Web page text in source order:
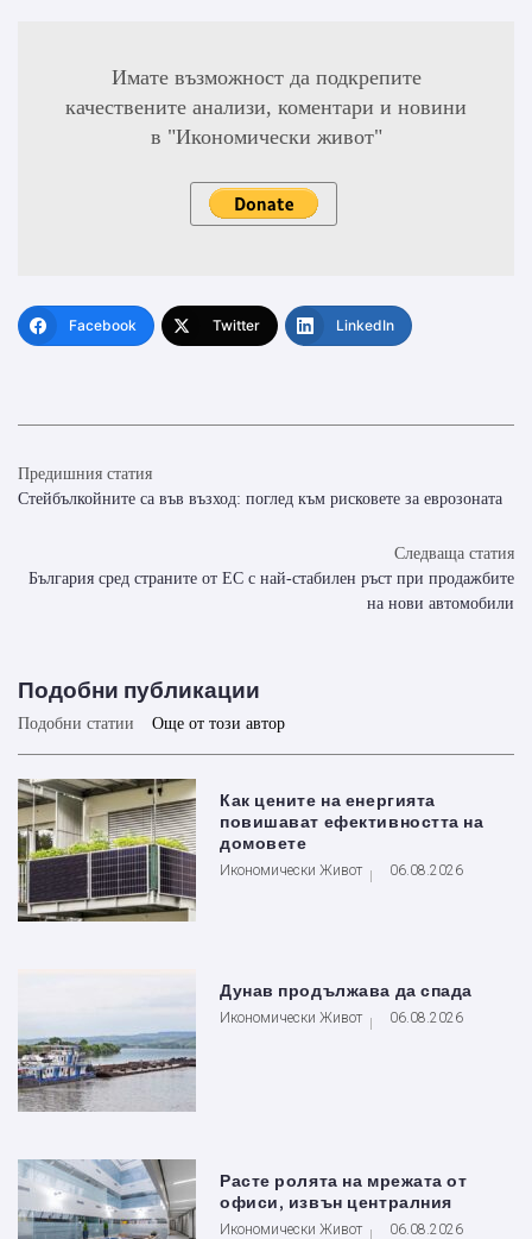
Имате възможност да подкрепите
качествените анализи, коментари и новини
в "Икономически живот"
Facebook Twitter LinkedIn
Предишния статия
Стейбълкойните са във възход: поглед към рисковете за еврозоната
Следваща статия
България сред страните от ЕС с най-стабилен ръст при продажбите
на нови автомобили
Подобни публикации
Подобни статии Още от този автор
Как цените на енергията
повишават ефективността на
домовете
Икономически Живот 06.08.2026
Дунав продължава да спада
Икономически Живот 06.08.2026
Расте ролята на мрежата от
офиси, извън централния
Икономически Живот 06.08.2026